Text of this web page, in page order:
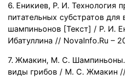
Еникиев, Р. И. Технология
питательных субстратов
шампиньонов [Текст] / Р. И.
Ибатуллина // NovaInfo.Ru –
Жмакин, М. С. Шампиньоны.
виды грибов / М. С. Жмакин